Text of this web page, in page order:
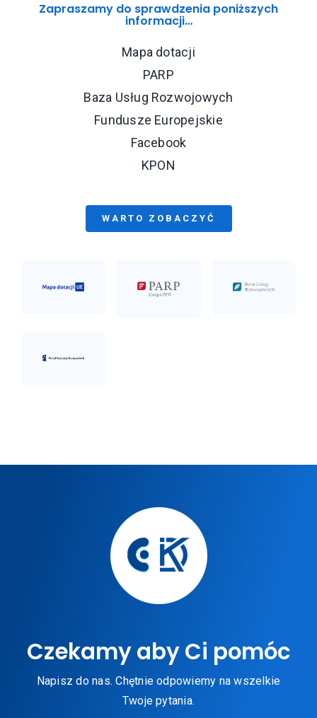
Zapraszamy do sprawdzenia poniższych
informacji…
Mapa dotacji
PARP
Baza Usług Rozwojowych
Fundusze Europejskie
Facebook
KPON
WARTO ZOBACZYĆ
Czekamy aby Ci pomóc
Napisz do nas. Chętnie odpowiemy na wszelkie
Twoje pytania.